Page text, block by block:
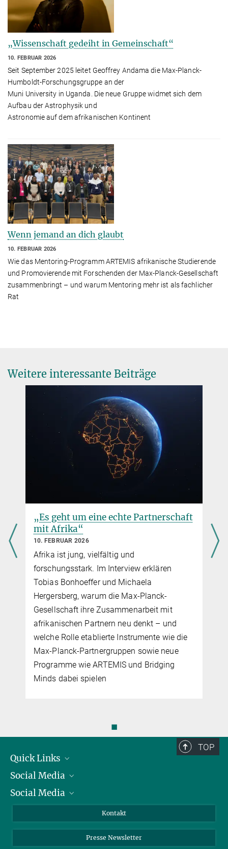
„Wissenschaft gedeiht in Gemeinschaft“
10. FEBRUAR 2026
Seit September 2025 leitet Geoffrey Andama die Max-Planck-
Humboldt-Forschungsgruppe an der
Muni University in Uganda. Die neue Gruppe widmet sich dem
Aufbau der Astrophysik und
Astronomie auf dem afrikanischen Kontinent
Wenn jemand an dich glaubt
10. FEBRUAR 2026
Wie das Mentoring-Programm ARTEMIS afrikanische Studierende
und Promovierende mit Forschenden der Max-Planck-Gesellschaft
zusammenbringt – und warum Mentoring mehr ist als fachlicher
Rat
Weitere interessante Beiträge
Wenn jemand an dich glaubt
10. FEBRUAR 2026
Wie das Mentoring-Programm ARTEMIS
afrikanische Studierende und
Promovierende mit Forschenden der Max-
Planck-Gesellschaft zusammenbringt – und
warum Mentoring mehr ist als fachlicher
Rat
◼
TOP
Quick Links
Präsident
Zahlen und Fakten
Meldestelle Fehlverhalten
Social Media
Bluesky
Social Media
YouTube
Kontakt
Presse Newsletter